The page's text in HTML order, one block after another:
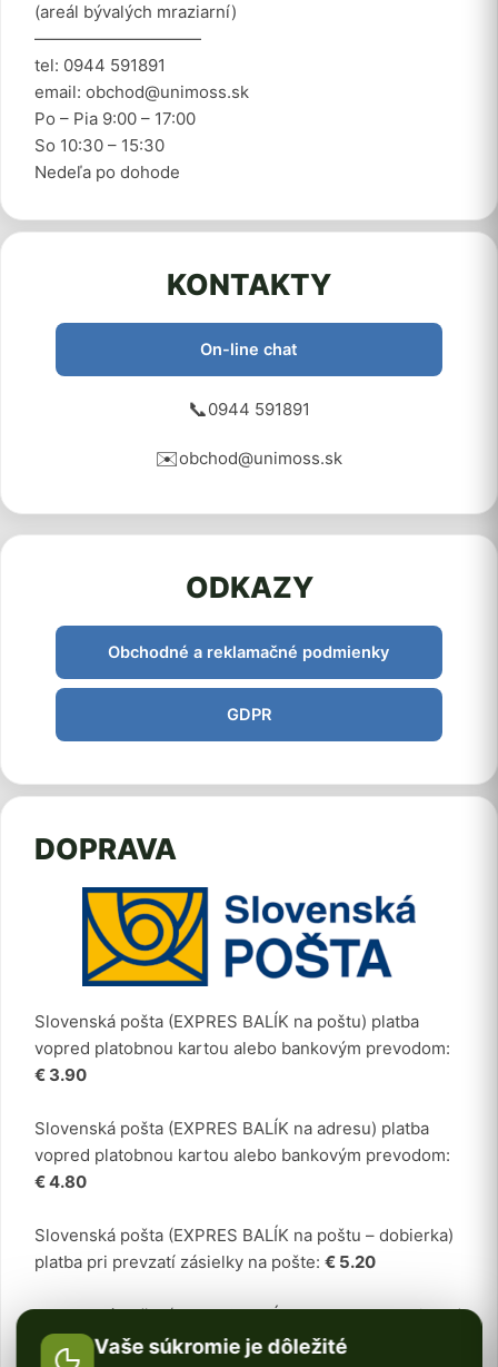
(areál bývalých mraziarní)
——————————
tel: 0944 591891
email: obchod@unimoss.sk
Po – Pia 9:00 – 17:00
So 10:30 – 15:30
Nedeľa po dohode
KONTAKTY
On-line chat
📞0944 591891
✉️obchod@unimoss.sk
ODKAZY
Obchodné a reklamačné podmienky
GDPR
DOPRAVA
Slovenská pošta (EXPRES BALÍK na poštu) platba
vopred platobnou kartou alebo bankovým prevodom:
€ 3.90
Slovenská pošta (EXPRES BALÍK na adresu) platba
vopred platobnou kartou alebo bankovým prevodom:
€ 4.80
Slovenská pošta (EXPRES BALÍK na poštu – dobierka)
platba pri prevzatí zásielky na pošte: € 5.20
Slovenská pošta (EXPRES BALÍK na adresu – dobierka)
platba pri prevzatí zásielky:€ 5.90
Vaše súkromie je dôležité